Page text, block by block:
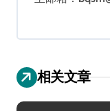
相关文章